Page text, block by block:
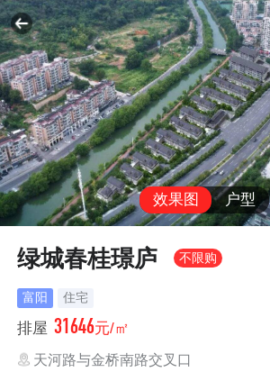
效果图 户型
绿城春桂璟庐 不限购
富阳 住宅
排屋 31646元/㎡
天河路与金桥南路交叉口